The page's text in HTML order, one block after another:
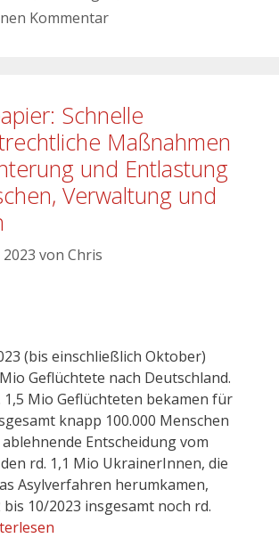
Kommentar
Schnelle
Maßnahmen
und Entlastung
Verwaltung und
von Chris
(bis einschließlich Oktober)
Geflüchtete nach Deutschland.
1,5 Mio Geflüchteten bekamen für
knapp 100.000 Menschen
Entscheidung vom
rd. 1,1 Mio UkrainerInnen, die
Asylverfahren herumkamen,
10/2023 insgesamt noch rd.